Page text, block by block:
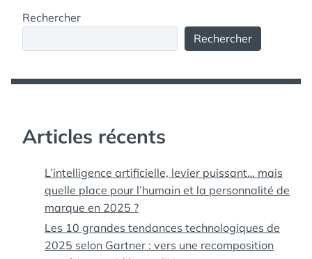
COINCÉS
Rechercher
Rechercher
Articles récents
L’intelligence artificielle, levier puissant… mais
quelle place pour l’humain et la personnalité de
marque en 2025 ?
Les 10 grandes tendances technologiques de
2025 selon Gartner : vers une recomposition